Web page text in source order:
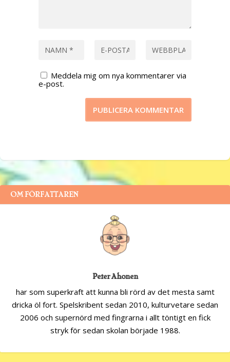
Meddela mig om nya kommentarer via
e-post.
OM FÖRFATTAREN
Peter Ahonen
har som superkraft att kunna bli rörd av det mesta samt
dricka öl fort. Spelskribent sedan 2010, kulturvetare sedan
2006 och supernörd med fingrarna i allt töntigt en fick
stryk för sedan skolan började 1988.